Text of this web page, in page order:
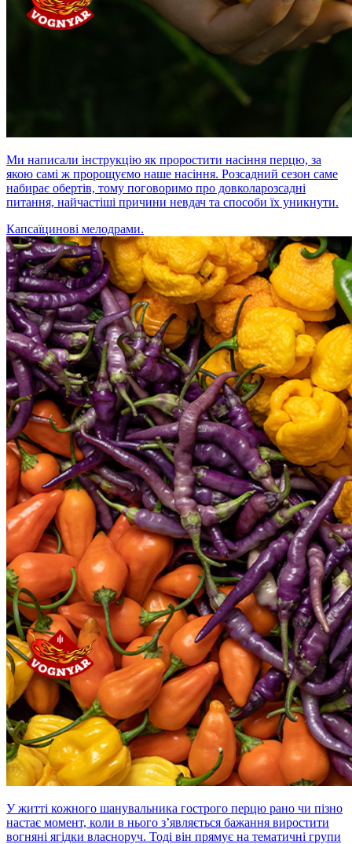
Ми написали інструкцію як проростити насіння перцю, за
якою самі ж пророщуємо наше насіння. Розсадний сезон саме
набирає обертів, тому поговоримо про довколарозсадні
питання, найчастіші причини невдач та способи їх уникнути.
Капсаїцинові мелодрами.
У житті кожного шанувальника гострого перцю рано чи пізно
настає момент, коли в нього з’являється бажання виростити
вогняні ягідки власноруч. Тоді він прямує на тематичні групи